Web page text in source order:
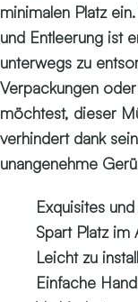
minimalen Platz
und Entleerung ist
unterwegs zu
Verpackungen
möchtest, dieser
verhindert dank
unangenehme
Exquisites
Spart Platz im
Leicht zu
Einfache